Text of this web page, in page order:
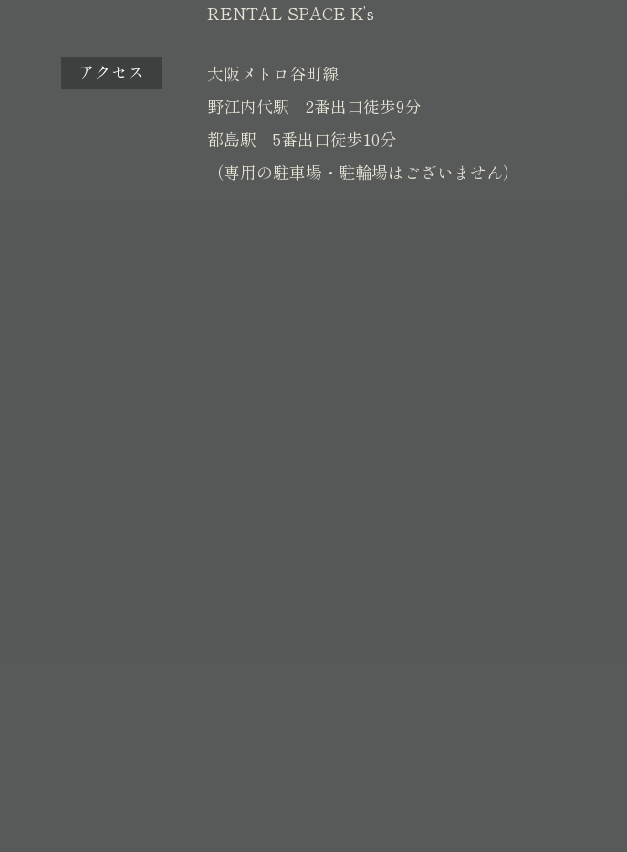
RENTAL SPACE K’s
アクセス
大阪メトロ谷町線
野江内代駅 2番出口徒歩9分
都島駅 5番出口徒歩10分
（専用の駐車場・駐輪場はございません）